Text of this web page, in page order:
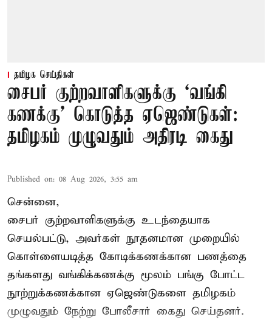
தமிழக செய்திகள்
சைபர் குற்றவாளிகளுக்கு ‘வங்கி
கணக்கு’ கொடுத்த ஏஜெண்டுகள்:
தமிழகம் முழுவதும் அதிரடி கைது
Published on: 08 Aug 2026, 3:55 am
சென்னை,
சைபர் குற்றவாளிகளுக்கு உடந்தையாக
செயல்பட்டு, அவர்கள் நூதனமான முறையில்
கொள்ளையடித்த கோடிக்கணக்கான பணத்தை
தங்களது வங்கிக்கணக்கு மூலம் பங்கு போட்ட
நூற்றுக்கணக்கான ஏஜெண்டுகளை தமிழகம்
முழுவதும் நேற்று போலீசார் கைது செய்தனர்.